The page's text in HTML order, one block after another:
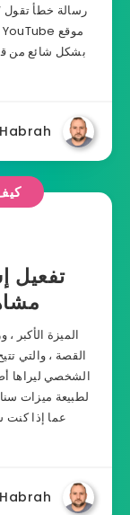
رسالة خطأ تقول
تفعيل
الميزة الأكبر
القصة ، والتي
لطبيعة ميزات
عما إذا كنت